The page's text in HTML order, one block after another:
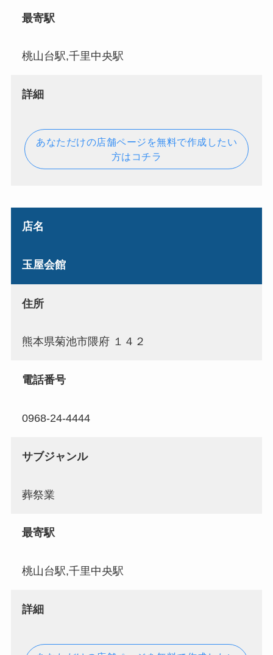
最寄駅
桃山台駅,千里中央駅
詳細
あなただけの店舗ページを無料で作成したい
方はコチラ
店名
玉屋会館
住所
熊本県菊池市隈府 １４２
電話番号
0968-24-4444
サブジャンル
葬祭業
最寄駅
桃山台駅,千里中央駅
詳細